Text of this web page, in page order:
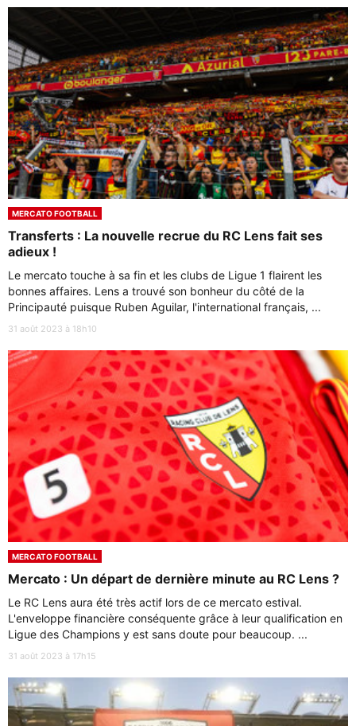
MERCATO FOOTBALL
Transferts : La nouvelle recrue du RC Lens fait ses
adieux !
Le mercato touche à sa fin et les clubs de Ligue 1 flairent les
bonnes affaires. Lens a trouvé son bonheur du côté de la
Principauté puisque Ruben Aguilar, l'international français, ...
31 août 2023 à 18h10
MERCATO FOOTBALL
Mercato : Un départ de dernière minute au RC Lens ?
Le RC Lens aura été très actif lors de ce mercato estival.
L'enveloppe financière conséquente grâce à leur qualification en
Ligue des Champions y est sans doute pour beaucoup. ...
31 août 2023 à 17h15